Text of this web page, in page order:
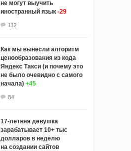
не могут выучить
иностранный язык -29
112
Как мы вынесли алгоритм
ценообразования из кода
Яндекс Такси (и почему это
не было очевидно с самого
начала) +45
84
17-летняя девушка
зарабатывает 10+ тыс
долларов в неделю
на создании сайтов